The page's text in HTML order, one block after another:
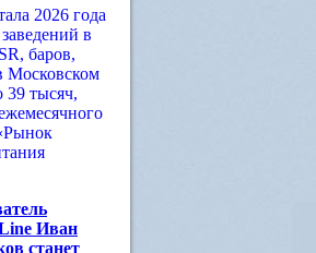
2026 года
в
баров,
Московском
39 тысяч,
Иван
станет